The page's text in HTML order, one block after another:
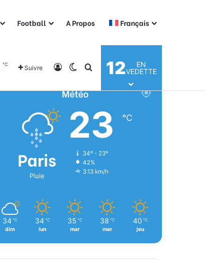
Football A Propos Français
℃ Suivre ConnexionSwitch skin
Rechercher
12
EN
VEDETTE
Météo
Paris
Pluie
23 ℃
34º - 23º
42%
3.13 km/h
34 ℃
dim
34 ℃
lun
35 ℃
mar
38 ℃
mer
40 ℃
jeu